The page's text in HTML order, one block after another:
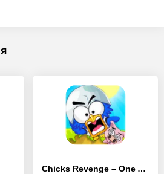
Chicks Revenge – One Angry Bird